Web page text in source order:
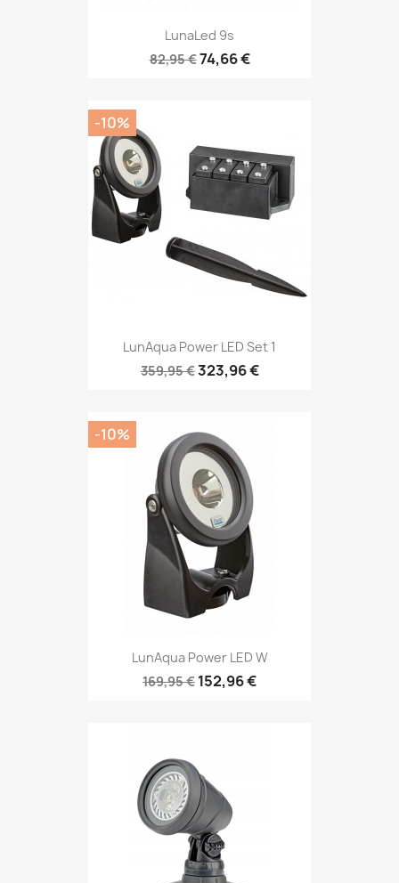
LunaLed 9s
82,95 €74,66 €
LunAqua Power LED Set 1
359,95 €323,96 €
-10%
LunAqua Power LED W
169,95 € 152,96 €
-10%